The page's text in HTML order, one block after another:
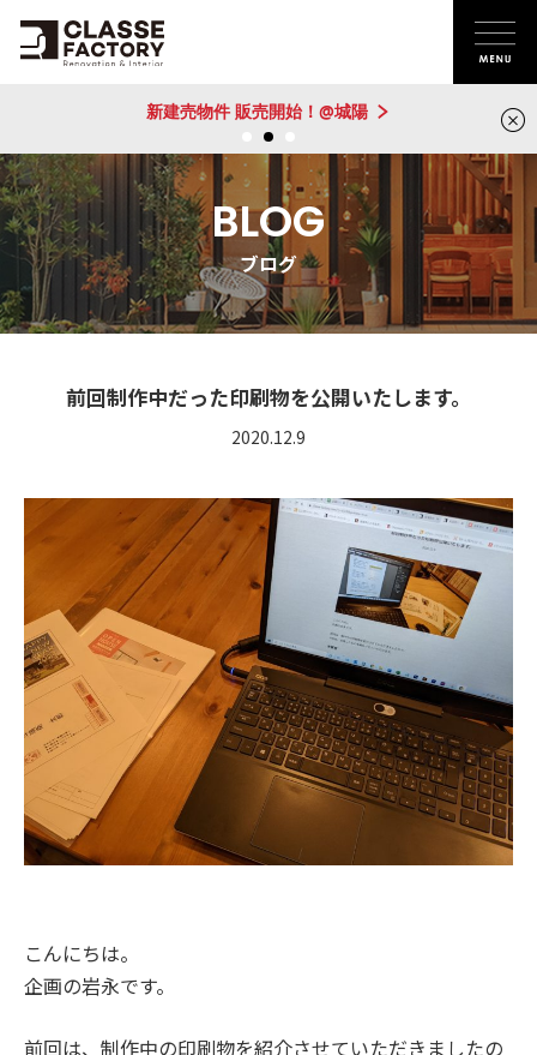
新建売物件 販売開始！@城陽
BLOG
ブログ
前回制作中だった印刷物を公開いたします。
2020.12.9
こんにちは。
企画の岩永です。
前回は、制作中の印刷物を紹介させていただきましたの